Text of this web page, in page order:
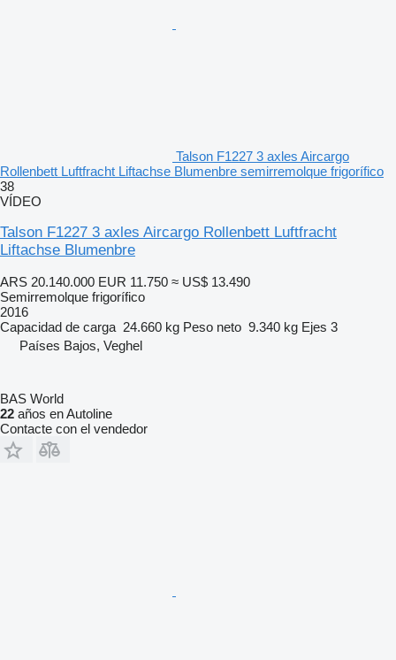
Talson F1227 3 axles Aircargo
Rollenbett Luftfracht Liftachse Blumenbre semirremolque frigorífico
38
VÍDEO
Talson F1227 3 axles Aircargo Rollenbett Luftfracht
Liftachse Blumenbre
ARS 20.140.000 EUR 11.750 ≈ US$ 13.490
Semirremolque frigorífico
2016
Capacidad de carga 24.660 kg Peso neto 9.340 kg Ejes 3
Países Bajos, Veghel
BAS World
22 años en Autoline
Contacte con el vendedor